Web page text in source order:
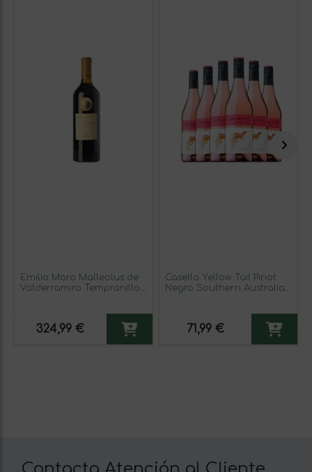
Emilio Moro Malleolus de
Valderramiro Tempranillo
324,99 €
Casella Yellow Tail Pinot
Negro Southern Australia
71,99 €